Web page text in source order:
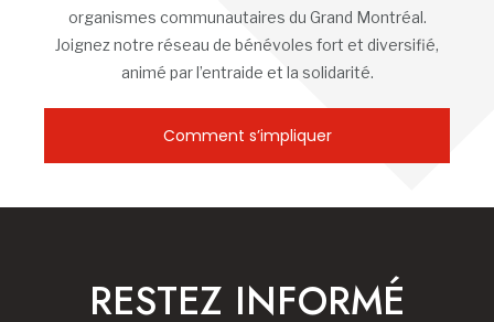
organismes communautaires du Grand Montréal.
Joignez notre réseau de bénévoles fort et diversifié,
animé par l’entraide et la solidarité.
Comment s’impliquer
RESTEZ INFORMÉ